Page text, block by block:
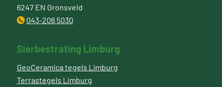
6247 EN Gronsveld
043-206 5030
Sierbestrating Limburg
GeoCeramica tegels Limburg
Terrastegels Limburg